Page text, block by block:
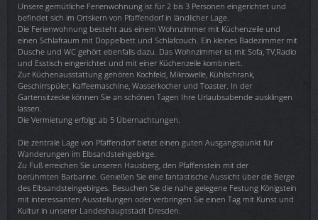
Unsere gemütliche Ferienwohnung ist für 2 bis 3 Personen eingerichtet und
befindet sich im Ortskern von Pfaffendorf in ländlicher Lage.
Die Ferienwohnung besteht aus einem Wohnzimmer mit Küchenzeile und
einen Schlafraum mit Doppelbett und Schlafcouch. Ein kleines Badezimmer mit
Dusche und WC gehört ebenfalls dazu. Das Wohnzimmer ist mit Sofa, TV,Radio
und Esstisch eingerichtet und mit einer Küchenzeile kombiniert.
Zur Küchenausstattung gehören Kochfeld, Mikrowelle, Kühlschrank,
Geschirrspüler, Kaffeemaschine, Wasserkocher und Toaster. In der
Gartensitzecke können Sie an schönen Tagen Ihre Urlaubsabende ausklingen
lassen.
Die Vermietung erfolgt ab 5 Übernachtungen.
Die zentrale Lage von Pfaffendorf bietet einen guten Ausgangspunkt für
Wanderungen im Elbsandsteingebirge.
Zu Fuß erreichen Sie unseren Hausberg, den Pfaffenstein mit der
berühmten Barbarine. Genießen Sie eine fantastische Aussicht über die Berge
des Elbsandsteingebirges. Besuchen Sie die nahe gelegene Festung Königstein
mit interessanten Ausstellungen oder verbringen Sie einen Tag mit Kunst und
Kultur in unserer Landeshauptstadt Dresden.